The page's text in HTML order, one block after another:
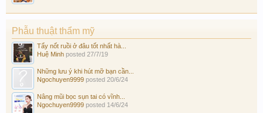
Phẫu thuật thẩm mỹ
Tẩy nốt ruồi ở đâu tốt nhất hà...
Huệ Minh posted 27/7/19
Những lưu ý khi hút mỡ bạn cần...
Ngochuyen9999 posted 20/6/24
Nâng mũi bọc sụn tai có vĩnh...
Ngochuyen9999 posted 14/6/24